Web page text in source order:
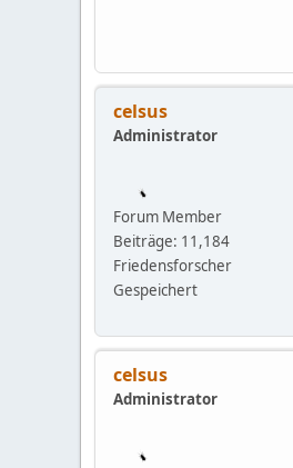
celsus
Administrator
Forum Member
Beiträge: 11,184
Friedensforscher
Gespeichert
celsus
Administrator